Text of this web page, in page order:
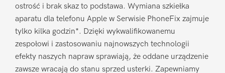
ostrość i brak skaz to podstawa. Wymiana szkiełka
aparatu dla telefonu Apple w Serwisie PhoneFix zajmuje
tylko kilka godzin*. Dzięki wykwalifikowanemu
zespołowi i zastosowaniu najnowszych technologii
efekty naszych napraw sprawiają, że oddane urządzenie
zawsze wracają do stanu sprzed usterki. Zapewniamy